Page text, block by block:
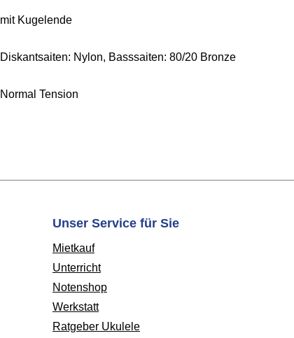
mit Kugelende
Diskantsaiten: Nylon, Basssaiten: 80/20 Bronze
Normal Tension
Unser Service für Sie
Mietkauf
Unterricht
Notenshop
Werkstatt
Ratgeber Ukulele